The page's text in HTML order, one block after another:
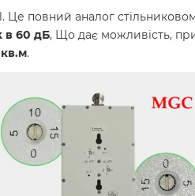
Це повний аналог
в 60 дБ, Що дає можливість,
кв.м.